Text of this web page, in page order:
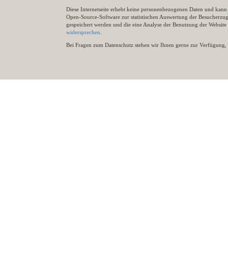
Diese Internetseite erhebt keine personenbezogenen Daten und
Open-Source-Software zur statistischen Auswertung der
gespeichert werden und die eine Analyse der Benutzung der
widersprechen
Bei Fragen zum Datenschutz stehen wir Ihnen gerne zur